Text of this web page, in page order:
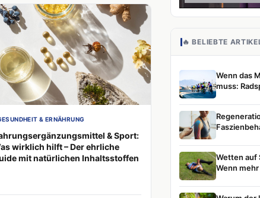
& ERNÄHRUNG
& Sport:
wirklich hilft – Der ehrliche
mit natürlichen Inhaltsstoffen
🔥 BELIEBTE
Wenn das
muss:
Athleten
Wetten auf
Wenn